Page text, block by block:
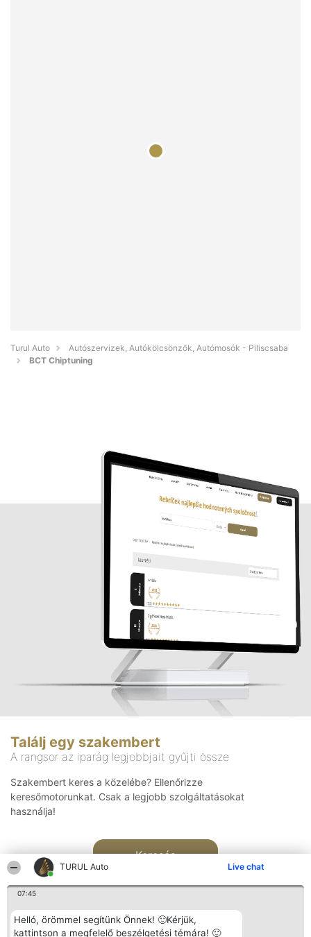
TURUL Auto Live chat
07:45
Helló, örömmel segítünk Önnek! 🙂Kérjük,
kattintson a megfelelő beszélgetési témára! 🙂
Turul Auto
Autószervizek, Autókölcsönzők, Autómosók - Piliscsaba
BCT Chiptuning
Találj egy szakembert
A rangsor az iparág legjobbjait gyűjti össze
Szakembert keres a közelébe? Ellenőrizze
keresőmotorunkat. Csak a legjobb szolgáltatásokat
használja!
Keresés